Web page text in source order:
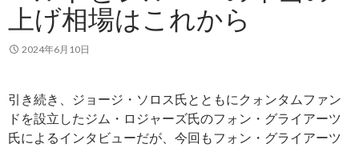
上げ相場はこれから
2024年6月10日
引き続き、ジョージ・ソロス氏とともにクォンタムファン
ドを設立したジム・ロジャーズ氏のフォン・グライアーツ
氏によるインタビューだが、今回もフォン・グライアーツ